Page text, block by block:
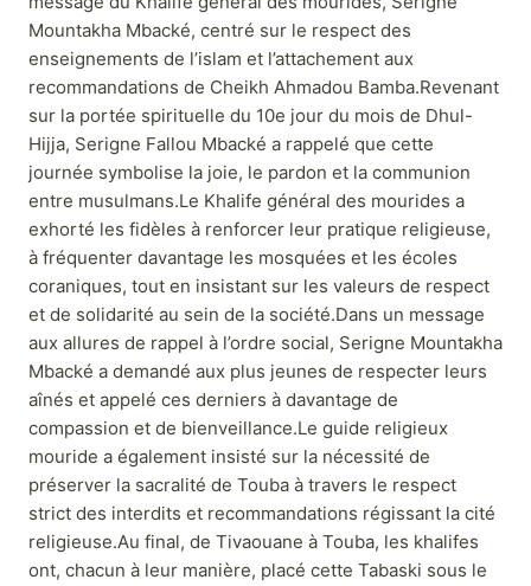
Mountakha Mbacké, centré sur le respect des
enseignements de l’islam et l’attachement aux
recommandations de Cheikh Ahmadou Bamba.Revenant
sur la portée spirituelle du 10e jour du mois de Dhul-
Hijja, Serigne Fallou Mbacké a rappelé que cette
journée symbolise la joie, le pardon et la communion
entre musulmans.Le Khalife général des mourides a
exhorté les fidèles à renforcer leur pratique religieuse,
à fréquenter davantage les mosquées et les écoles
coraniques, tout en insistant sur les valeurs de respect
et de solidarité au sein de la société.Dans un message
aux allures de rappel à l’ordre social, Serigne Mountakha
Mbacké a demandé aux plus jeunes de respecter leurs
aînés et appelé ces derniers à davantage de
compassion et de bienveillance.Le guide religieux
mouride a également insisté sur la nécessité de
préserver la sacralité de Touba à travers le respect
strict des interdits et recommandations régissant la cité
religieuse.Au final, de Tivaouane à Touba, les khalifes
ont, chacun à leur manière, placé cette Tabaski sous le